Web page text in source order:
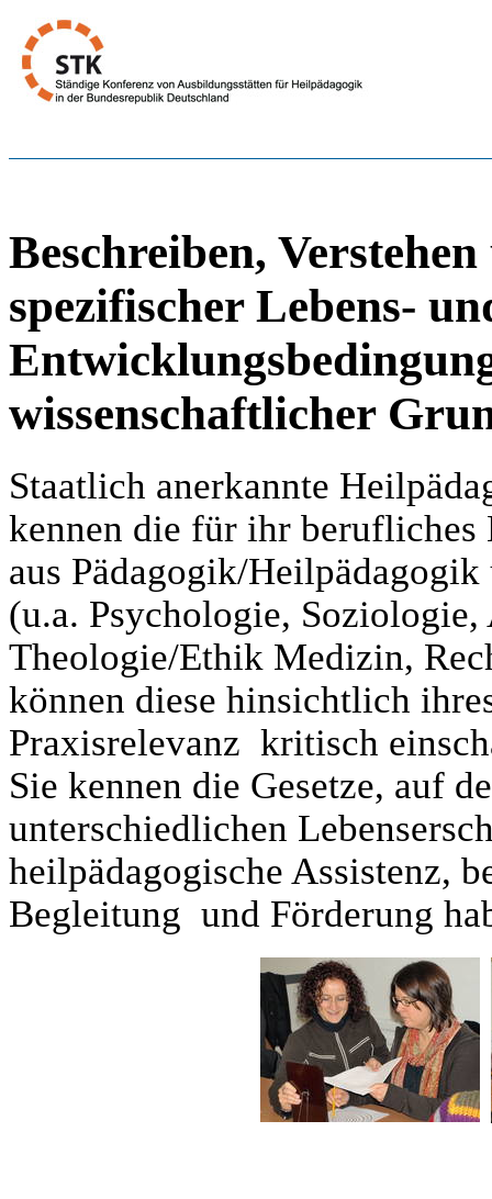
Beschreiben,
spezifischer Lebens-
wissenschaftlicher
Staatlich anerkannte
kennen die für ihr
aus Pädagogik/
(u.a. Psychologie,
Theologie/Ethik Medizin,
können diese hinsichtlich
Praxisrelevanz kritisch
Sie kennen die Gesetze, auf
unterschiedlichen
heilpädagogische Assistenz,
Begleitung und Förderung